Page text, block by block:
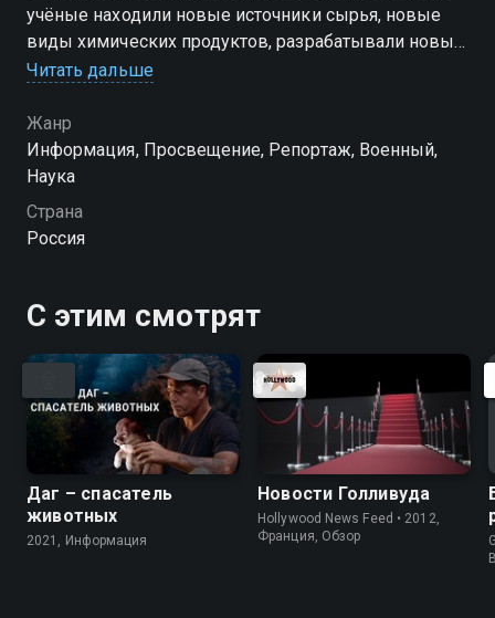
учёные находили новые источники сырья, новые
виды химических продуктов, разрабатывали новые
технологические методы. Труд советских учёных
необходимых фронту
Читать дальше
Жанр
Информация, Просвещение, Репортаж, Военный,
Наука
Страна
Россия
С этим смотрят
Даг – спасатель
животных
2021, Информация
Новости Голливуда
Hollywood News Feed • 2012,
Франция, Обзор